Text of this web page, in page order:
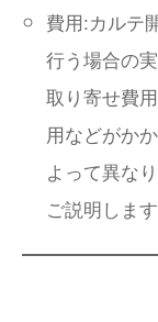
費用:カルテ
行う場合の
取り寄せ費
用などがか
よって異な
ご説明します